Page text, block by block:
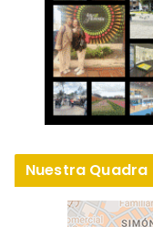
Nuestra Quadra